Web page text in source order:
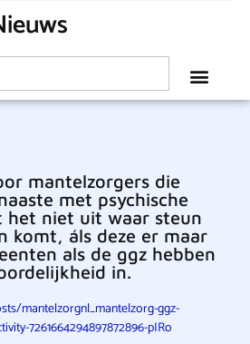
mantelzorgers die
met psychische
het niet uit waar steun
komt, áls deze er maar
als de ggz hebben
in.
mantelzorgnl_mantelzorg-ggz-
7261664294897872896-pIRo